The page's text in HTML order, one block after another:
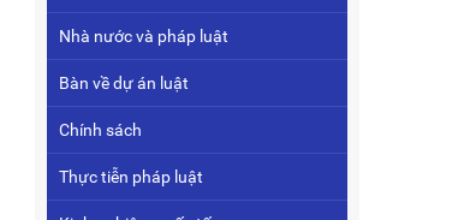
Nhà nước và pháp luật
Bàn về dự án luật
Chính sách
Thực tiễn pháp luật